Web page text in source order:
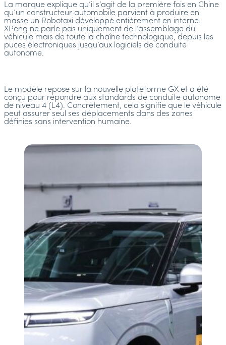
La marque explique qu’il s’agit de la première fois en Chine
qu’un constructeur automobile parvient à produire en
masse un Robotaxi développé entièrement en interne.
XPeng ne parle pas uniquement de l’assemblage du
véhicule mais de toute la chaîne technologique, depuis les
puces électroniques jusqu’aux logiciels de conduite
autonome.
Le modèle repose sur la nouvelle plateforme GX et a été
conçu pour répondre aux standards de conduite autonome
de niveau 4 (L4). Concrètement, cela signifie que le véhicule
peut assurer seul ses déplacements dans des zones
définies sans intervention humaine.